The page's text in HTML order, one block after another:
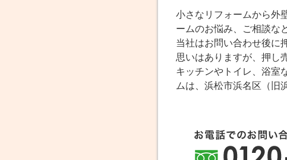
小さなリフォームから外
ームのお悩み、ご相談な
当社はお問い合わせ後に
思いはありますが、押し
キッチンやトイレ、浴室
ムは、浜松市浜名区（旧